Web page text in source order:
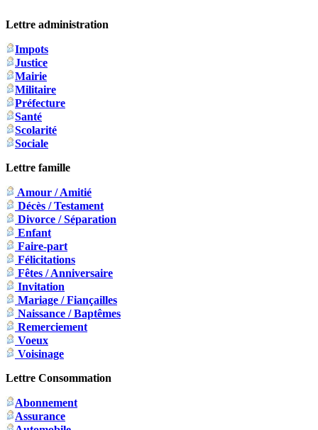
Lettre administration
Impots
Justice
Mairie
Militaire
Préfecture
Santé
Scolarité
Sociale
Lettre famille
Amour / Amitié
Décès / Testament
Divorce / Séparation
Enfant
Faire-part
Félicitations
Fêtes / Anniversaire
Invitation
Mariage / Fiançailles
Naissance / Baptêmes
Remerciement
Voeux
Voisinage
Lettre Consommation
Abonnement
Assurance